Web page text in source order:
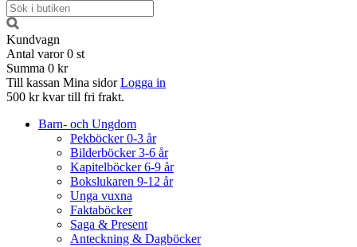
Kundvagn
Antal varor 0 st
Summa 0 kr
Till kassan Mina sidor Logga in
500 kr kvar till fri frakt.
Barn- och Ungdom
Pekböcker 0-3 år
Bilderböcker 3-6 år
Kapitelböcker 6-9 år
Bokslukaren 9-12 år
Unga vuxna
Faktaböcker
Saga & Present
Anteckning & Dagböcker